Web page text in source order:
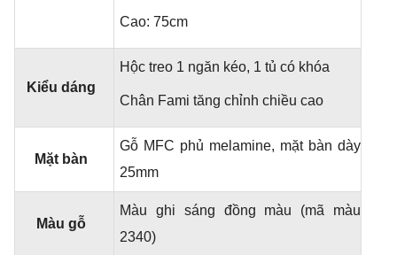
Cao: 75cm
Kiểu dáng
Hộc treo 1 ngăn kéo, 1 tủ có khóa
Chân Fami tăng chỉnh chiều cao
Mặt bàn
Gỗ MFC phủ melamine, mặt bàn dày
25mm
Màu gỗ
Màu ghi sáng đồng màu (mã màu
2340)